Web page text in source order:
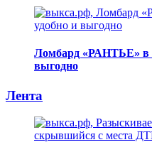
Ломбард «РАНТЬЕ» в
выгодно
Лента